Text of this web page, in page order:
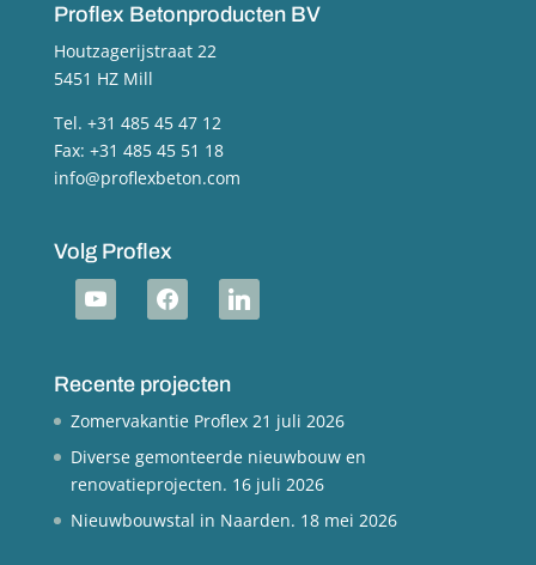
Proflex Betonproducten BV
Houtzagerijstraat 22
5451 HZ Mill
Tel. +31 485 45 47 12
Fax: +31 485 45 51 18
info@proflexbeton.com
Volg Proflex
youtube facebook linkedin
Recente projecten
Zomervakantie Proflex 21 juli 2026
Diverse gemonteerde nieuwbouw en
renovatieprojecten. 16 juli 2026
Nieuwbouwstal in Naarden. 18 mei 2026